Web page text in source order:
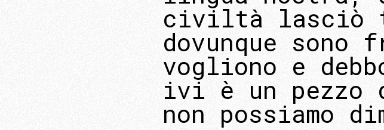
civiltà lasciò
dovunque
vogliono e
ivi è un pezzo
non possiamo